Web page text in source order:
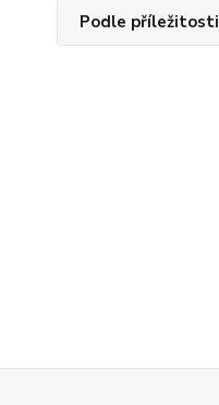
Podle příležitosti